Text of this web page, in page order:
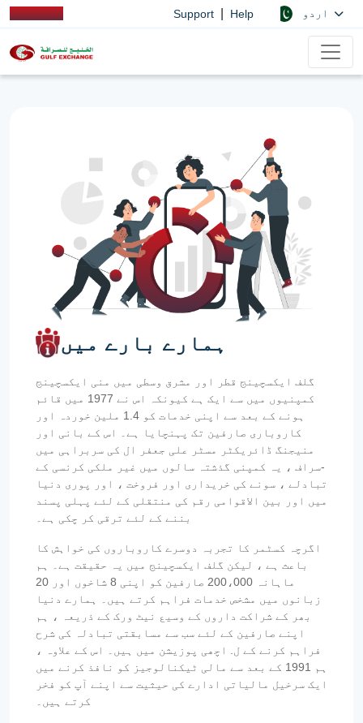
Support Help
ہمارے بارے میں
گلف ایکسچینج قطر اور مشرق وسطی میں منی ایکسچینج
کمپنیوں میں سے ایک ہے کیونکہ اس نے 1977 میں قائم
ہونے کے بعد سے اپنی خدمات کو 1.4 ملین خوردہ اور
کاروباری صارفین تک پہنچایا ہے۔ اس کے بانی اور
منیجنگ ڈائریکٹر مسٹر علی جعفر ال کی سربراہی میں
-سراف ، یہ کمپنی گذشتہ سالوں میں غیر ملکی کرنسی کے
تبادلے ، سونے کی خریداری اور فروخت ، اور پوری دنیا
میں اور بین الاقوامی رقم کی منتقلی کے لئے پہلی پسند
بننے کے لئے ترقی کر چکی ہے۔
اگرچہ کسٹمر کا تجربہ دوسرے کاروباروں کی خواہش کا
باعث ہے ، لیکن گلف ایکسچینج میں یہ حقیقت ہے۔ ہم
ماہانہ 200،000 صارفین کو اپنی 8 شاخوں اور 20
زبانوں میں مشخص خدمات فراہم کرتے ہیں۔ ہمارے دنیا
بھر کے شراکت داروں کے وسیع نیٹ ورک کے ذریعہ ، ہم
اپنے صارفین کے لئے سب سے مسابقتی تبادلہ کی شرح
فراہم کرنے کے ل. اچھی پوزیشن میں ہیں۔ اس کے علاوہ ،
ہم 1991 کے بعد سے مالی ٹیکنالوجیز کو نافذ کرنے میں
ایک سرخیل مالیاتی ادارے کی حیثیت سے اپنے آپ کو فخر
کرتے ہیں۔